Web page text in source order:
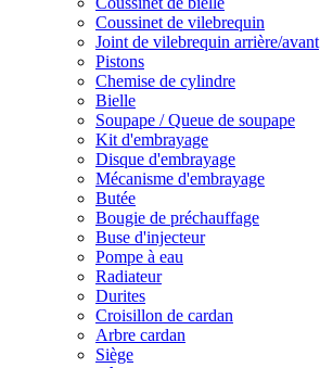
Coussinet de vilebrequin
Joint de vilebrequin arrière/avant
Pistons
Chemise de cylindre
Bielle
Soupape / Queue de soupape
Kit d'embrayage
Disque d'embrayage
Mécanisme d'embrayage
Butée
Bougie de préchauffage
Buse d'injecteur
Pompe à eau
Radiateur
Durites
Croisillon de cardan
Arbre cardan
Siège